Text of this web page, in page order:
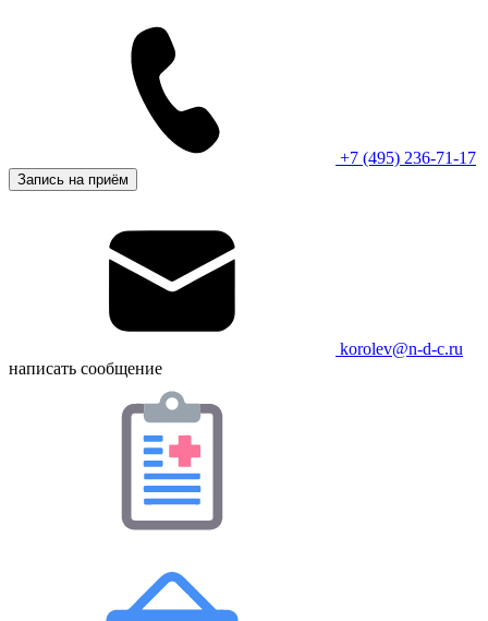
+7 (495) 236-71-17
Запись на приём
korolev@n-d-c.ru
написать сообщение